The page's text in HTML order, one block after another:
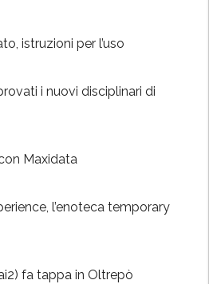
istruzioni per l’uso
i nuovi disciplinari di
Maxidata
l’enoteca temporary
fa tappa in Oltrepò